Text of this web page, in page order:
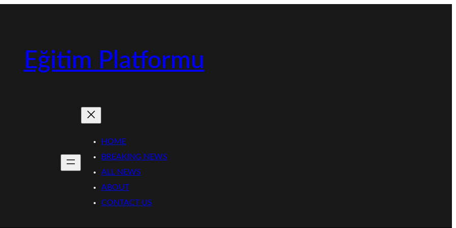
Eğitim Platformu
HOME
BREAKING NEWS
ALL NEWS
ABOUT
CONTACT US